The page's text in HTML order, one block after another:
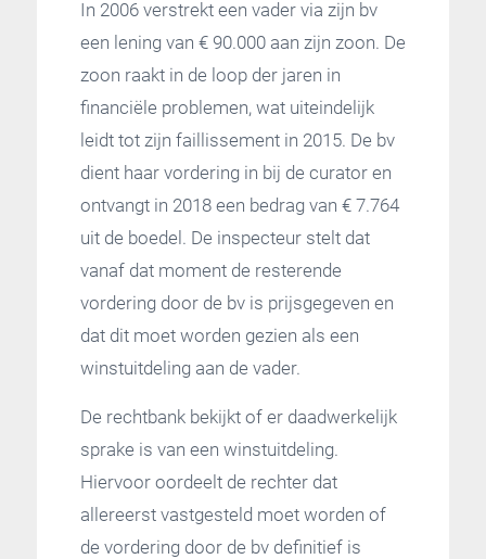
In 2006 verstrekt een vader via zijn bv
een lening van € 90.000 aan zijn zoon. De
zoon raakt in de loop der jaren in
financiële problemen, wat uiteindelijk
leidt tot zijn faillissement in 2015. De bv
dient haar vordering in bij de curator en
ontvangt in 2018 een bedrag van € 7.764
uit de boedel. De inspecteur stelt dat
vanaf dat moment de resterende
vordering door de bv is prijsgegeven en
dat dit moet worden gezien als een
winstuitdeling aan de vader.
De rechtbank bekijkt of er daadwerkelijk
sprake is van een winstuitdeling.
Hiervoor oordeelt de rechter dat
allereerst vastgesteld moet worden of
de vordering door de bv definitief is